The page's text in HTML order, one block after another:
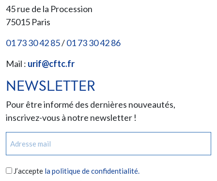
45 rue de la Procession
75015 Paris
01 73 30 42 85/01 73 30 42 86
Mail : urif@cftc.fr
NEWSLETTER
Pour être informé des dernières nouveautés,
inscrivez-vous à notre newsletter !
mail
RGPD
J’accepte la politique de confidentialité.